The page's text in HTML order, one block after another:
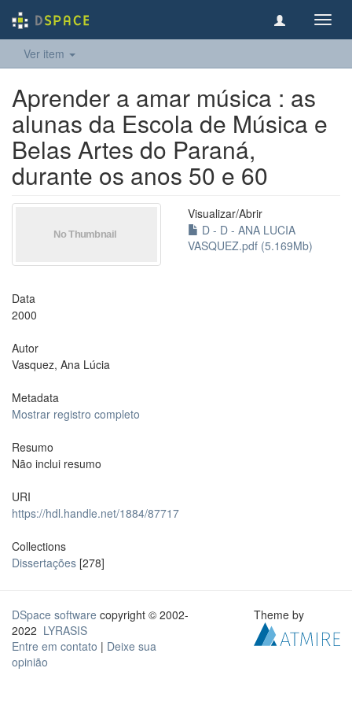
Ver item
Aprender a amar música : as
alunas da Escola de Música e
Belas Artes do Paraná,
durante os anos 50 e 60
Visualizar/Abrir
D - D - ANA LUCIA
VASQUEZ.pdf (5.169Mb)
Data
2000
Autor
Vasquez, Ana Lúcia
Metadata
Mostrar registro completo
Resumo
Não inclui resumo
URI
https://hdl.handle.net/1884/87717
Collections
Dissertações [278]
DSpace software copyright © 2002-
2022 LYRASIS
Entre em contato | Deixe sua
opinião
Theme by